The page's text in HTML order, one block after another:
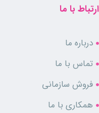
ارتباط با ما
درباره ما
تماس با ما
فروش سازمانی
همکاری با ما